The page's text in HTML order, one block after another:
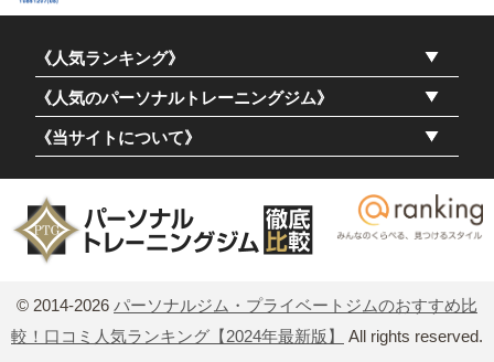
《人気ランキング》
《人気のパーソナルトレーニングジム》
《当サイトについて》
© 2014-2026 パーソナルジム・プライベートジムのおすすめ比
較！口コミ人気ランキング【2024年最新版】
All rights reserved.